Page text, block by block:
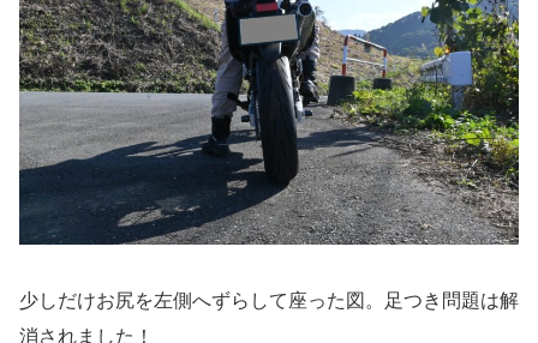
少しだけお尻を左側へずらして座った図。足つき問題は解
消されました！